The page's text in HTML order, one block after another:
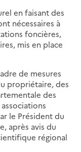
en faisant des
nécessaires à
foncières,
mis en place
de mesures
propriétaire, des
des
le Président du
après avis du
régional